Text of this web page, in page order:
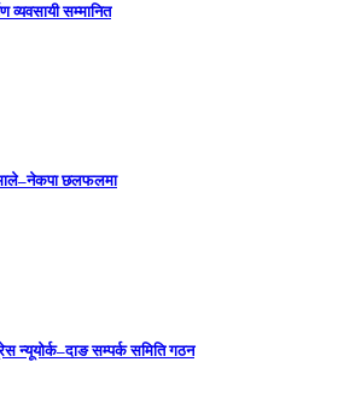
व्यवसायी सम्मानित
छलफलमा
न्यूयोर्क–दाङ सम्पर्क समिति गठन